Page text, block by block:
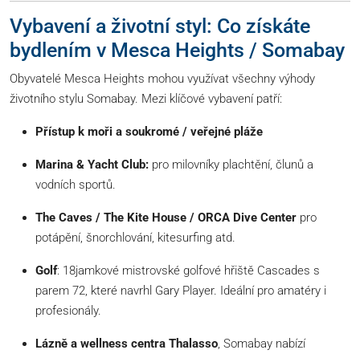
Vybavení a životní styl: Co získáte
bydlením v Mesca Heights / Somabay
Obyvatelé Mesca Heights mohou využívat všechny výhody
životního stylu Somabay. Mezi klíčové vybavení patří:
Přístup k moři a soukromé / veřejné pláže
Marina & Yacht Club: pro milovníky plachtění, člunů a
vodních sportů.
The Caves / The Kite House / ORCA Dive Center pro
potápění, šnorchlování, kitesurfing atd.
Golf: 18jamkové mistrovské golfové hřiště Cascades s
parem 72, které navrhl Gary Player. Ideální pro amatéry i
profesionály.
Lázně a wellness centra Thalasso , Somabay nabízí